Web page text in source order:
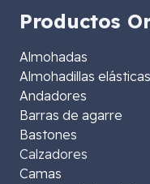
Productos
Almohadas
Almohadillas elásticas
Andadores
Barras de agarre
Bastones
Calzadores
Camas